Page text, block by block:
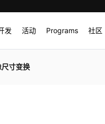
发 活动 Programs 社区
寸变换